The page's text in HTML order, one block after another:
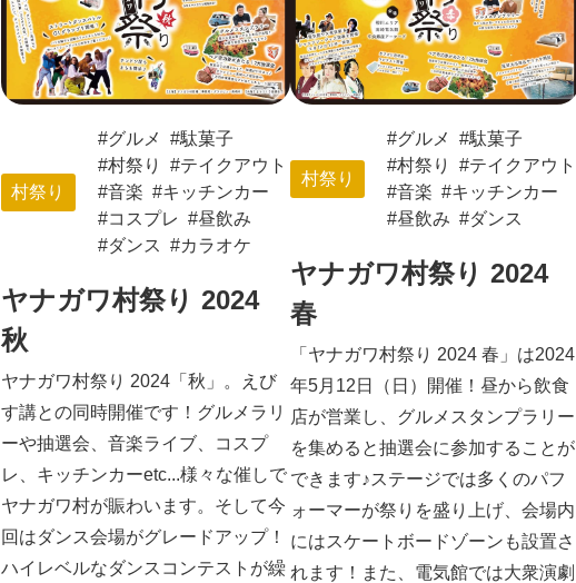
村祭り
グルメ
駄菓子
村祭り
テイクアウト
音楽
キッチンカー
コスプレ
昼飲み
ダンス
カラオケ
ヤナガワ村祭り 2024
秋
ヤナガワ村祭り 2024「秋」。えび
す講との同時開催です！グルメラリ
ーや抽選会、音楽ライブ、コスプ
レ、キッチンカーetc...様々な催しで
ヤナガワ村が賑わいます。そして今
回はダンス会場がグレードアップ！
ハイレベルなダンスコンテストが繰
村祭り
グルメ
駄菓子
村祭り
テイクアウト
音楽
キッチンカー
昼飲み
ダンス
ヤナガワ村祭り 2024
春
「ヤナガワ村祭り 2024 春」は2024
年5月12日（日）開催！昼から飲食
店が営業し、グルメスタンプラリー
を集めると抽選会に参加することが
できます♪ステージでは多くのパフ
ォーマーが祭りを盛り上げ、会場内
にはスケートボードゾーンも設置さ
れます！また、電気館では大衆演劇